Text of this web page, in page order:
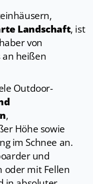
Landschaft, ist
von
heißen
Outdoor-
,
Höhe sowie
im Schnee an.
und
oder mit Fellen